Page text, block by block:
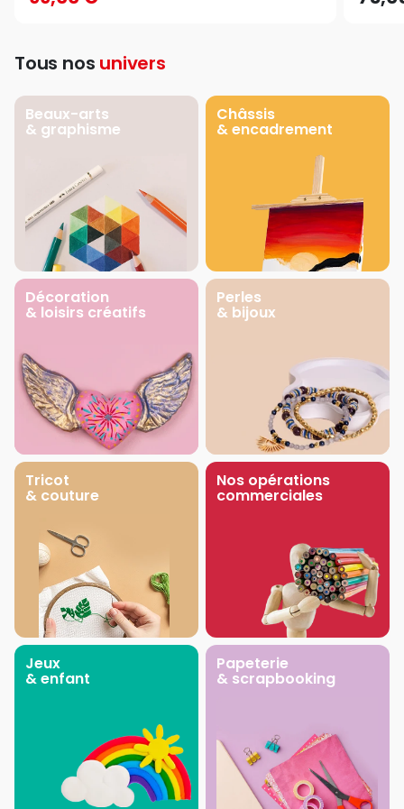
Tous nos univers
Beaux-arts
& graphisme
Châssis
& encadrement
Décoration
& loisirs créatifs
Perles
& bijoux
Tricot
& couture
Nos opérations
commerciales
Jeux
& enfant
Papeterie
& scrapbooking